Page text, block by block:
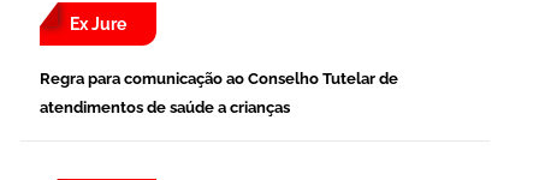
Ex Jure
Regra para comunicação ao Conselho Tutelar de
atendimentos de saúde a crianças